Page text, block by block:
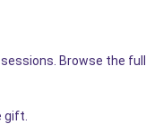
Browse the full
gift.